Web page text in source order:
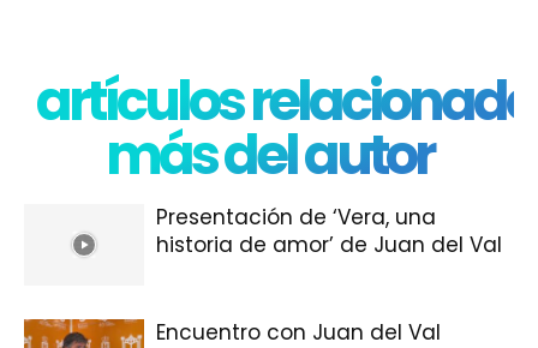
artículos
más del autor
Presentación de ‘Vera, una
historia de amor’ de Juan del Val
Encuentro con Juan del Val